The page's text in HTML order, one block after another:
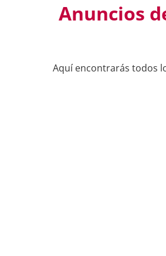
Anuncios
Aquí encontrarás todos